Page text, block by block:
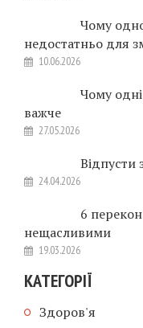
Чому
недостатньо для
10.06.2026
Чому
важче
27.05.2026
Відпусти
24.04.2026
6
нещасливими
19.03.2026
КАТЕГОРІЇ
Здоров'я